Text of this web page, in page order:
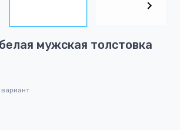
мужская толстовка